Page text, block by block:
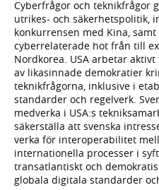
Cyberfrågor och teknikfrågor
utrikes- och säkerhetspolitik,
konkurrensen med Kina,
cyberrelaterade hot från till
Nordkorea. USA arbetar
av likasinnade demokratier
teknikfrågorna, inklusive i
standarder och regelverk.
medverka i USA:s
säkerställa att svenska
verka för interoperabilitet
internationella processer i
transatlantiskt och
globala digitala standarder